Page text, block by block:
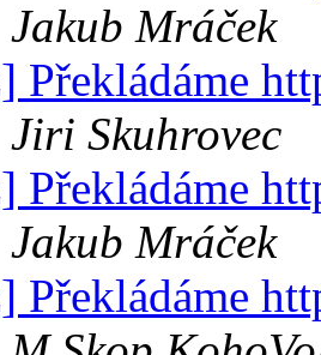
Jakub Mráček
Překládáme
Jiri Skuhrovec
Překládáme
Jakub Mráček
Překládáme